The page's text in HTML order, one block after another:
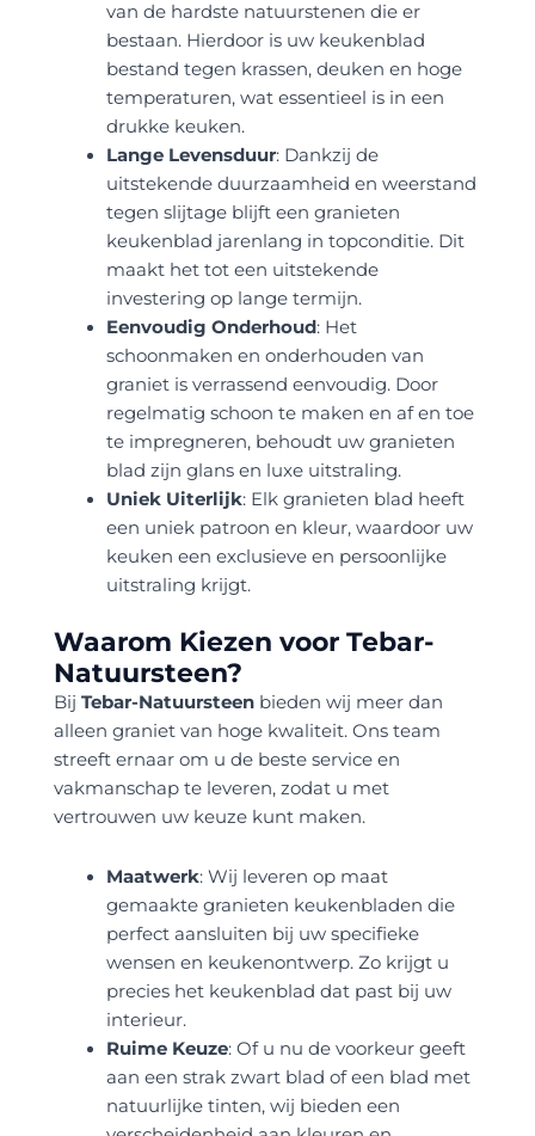
van de hardste natuurstenen die er
bestaan. Hierdoor is uw keukenblad
bestand tegen krassen, deuken en hoge
temperaturen, wat essentieel is in een
drukke keuken.
Lange Levensduur: Dankzij de
uitstekende duurzaamheid en weerstand
tegen slijtage blijft een granieten
keukenblad jarenlang in topconditie. Dit
maakt het tot een uitstekende
investering op lange termijn.
Eenvoudig Onderhoud: Het
schoonmaken en onderhouden van
graniet is verrassend eenvoudig. Door
regelmatig schoon te maken en af en toe
te impregneren, behoudt uw granieten
blad zijn glans en luxe uitstraling.
Uniek Uiterlijk: Elk granieten blad heeft
een uniek patroon en kleur, waardoor uw
keuken een exclusieve en persoonlijke
uitstraling krijgt.
Waarom Kiezen voor Tebar-
Natuursteen?
Bij Tebar-Natuursteen bieden wij meer dan
alleen graniet van hoge kwaliteit. Ons team
streeft ernaar om u de beste service en
vakmanschap te leveren, zodat u met
vertrouwen uw keuze kunt maken.
Maatwerk: Wij leveren op maat
gemaakte granieten keukenbladen die
perfect aansluiten bij uw specifieke
wensen en keukenontwerp. Zo krijgt u
precies het keukenblad dat past bij uw
interieur.
Ruime Keuze: Of u nu de voorkeur geeft
aan een strak zwart blad of een blad met
natuurlijke tinten, wij bieden een